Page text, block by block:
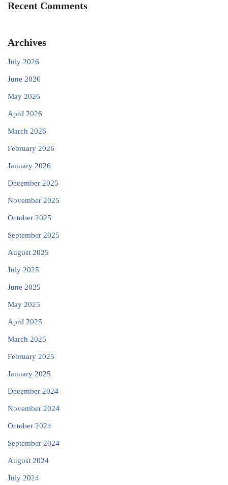
Recent Comments
Archives
July 2026
June 2026
May 2026
April 2026
March 2026
February 2026
January 2026
December 2025
November 2025
October 2025
September 2025
August 2025
July 2025
June 2025
May 2025
April 2025
March 2025
February 2025
January 2025
December 2024
November 2024
October 2024
September 2024
August 2024
July 2024